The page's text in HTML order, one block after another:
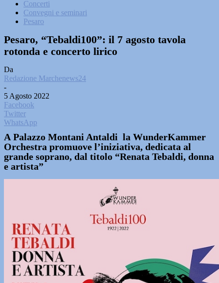
Concerti
Convegni e seminari
Pesaro
Pesaro, “Tebaldi100”: il 7 agosto tavola
rotonda e concerto lirico
Da
Redazione Marchenews24
-
5 Agosto 2022
Facebook
Twitter
WhatsApp
A Palazzo Montani Antaldi la WunderKammer
Orchestra promuove l’iniziativa, dedicata al
grande soprano, dal titolo “Renata Tebaldi, donna
e artista”